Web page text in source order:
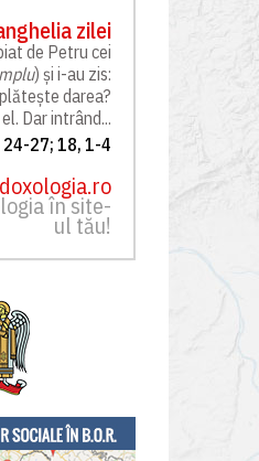
zilei
de Petru cei
) și i-au zis:
darea?
Dar intrând...
24-27; 18, 1-4
doxologia.ro
în site-
ul tău!